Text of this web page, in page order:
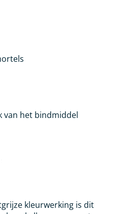
van het bindmiddel
kleurwerking is dit